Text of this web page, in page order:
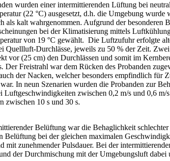
wurden einer intermittierenden Lüftung bei
(22 °C) ausgesetzt, d.h. die Umgebung wurde
als kalt wahrgenommen. Aufgrund der besonderen
bei der Klimatisierung mittels
von 19 °C gewählt. Die Luftzufuhr erfolgte
Quellluft-Durchlässe, jeweils zu 50 % der Zeit. Zwei
vor (25 cm) den Durchlässen und somit im
Der Freistrahl war dem Rücken des Probanden
der Nacken, welcher besonders empfindlich für
In neun Szenarien wurden die Probanden zur
Luftgeschwindigkeiten zwischen 0,2 m/s und 0,6 m/
zwischen 10 s und 30 s.
Belüftung war die Behaglichkeit schlechter
Belüftung bei der gleichen maximalen
zunehmender Pulsdauer. Bei der
der Durchmischung mit der Umgebungsluft dabei